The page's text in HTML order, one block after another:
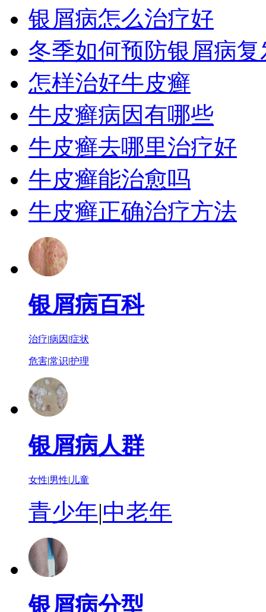
银屑病怎么治疗好
冬季如何预防银屑病复
怎样治好牛皮癣
牛皮癣病因有哪些
牛皮癣去哪里治疗好
牛皮癣能治愈吗
牛皮癣正确治疗方法
银屑病百科
治疗|病因 |症状
危害|常识|护理
银屑病人群
女性|男性| 儿童
青少年|中老年
银屑病分型